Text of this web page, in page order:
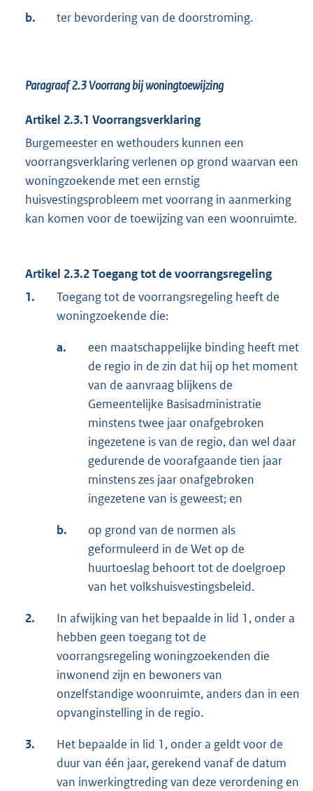
b. ter bevordering van de doorstroming.
Paragraaf 2.3Voorrang bij woningtoewijzing
Artikel 2.3.1 Voorrangsverklaring
Burgemeester en wethouders kunnen een
voorrangsverklaring verlenen op grond waarvan een
woningzoekende met een ernstig
huisvestingsprobleem met voorrang in aanmerking
kan komen voor de toewijzing van een woonruimte.
Artikel 2.3.2 Toegang tot de voorrangsregeling
1.
Toegang tot de voorrangsregeling heeft de
woningzoekende die:
a.
een maatschappelijke binding heeft met
de regio in de zin dat hij op het moment
van de aanvraag blijkens de
Gemeentelijke Basisadministratie
minstens twee jaar onafgebroken
ingezetene is van de regio, dan wel daar
gedurende de voorafgaande tien jaar
minstens zes jaar onafgebroken
ingezetene van is geweest; en
b.
op grond van de normen als
geformuleerd in de Wet op de
huurtoeslag behoort tot de doelgroep
van het volkshuisvestingsbeleid.
2.
In afwijking van het bepaalde in lid 1, onder a
hebben geen toegang tot de
voorrangsregeling woningzoekenden die
inwonend zijn en bewoners van
onzelfstandige woonruimte, anders dan in een
opvanginstelling in de regio.
3.
Het bepaalde in lid 1, onder a geldt voor de
duur van één jaar, gerekend vanaf de datum
van inwerkingtreding van deze verordening en